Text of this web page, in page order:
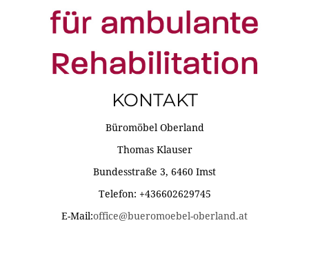
KONTAKT
Büromöbel Oberland
Thomas Klauser
Bundesstraße 3, 6460 Imst
Telefon: +436602629745
E-Mail:office@bueromoebel-oberland.at